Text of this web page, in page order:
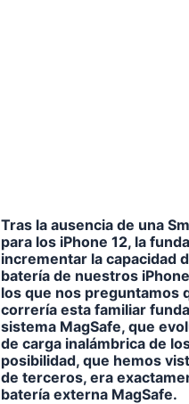
Tras la ausencia de una
para los iPhone 12, la
incrementar la capacidad
batería de nuestros
los que nos preguntamos
correría esta familiar
sistema MagSafe, que
de carga inalámbrica de
posibilidad, que hemos
de terceros, era
batería externa MagSafe.